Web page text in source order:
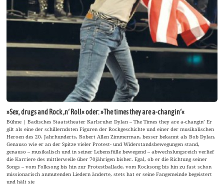
»Sex, drugs and Rock ‚n‘ Roll« oder: »The times they are a-changin‘«
Bühne | Badisches Staatstheater Karlsruhe: Dylan – The Times they are a-changin’ Er
gilt als eine der schillerndsten Figuren der Rockgeschichte und einer der musikalischen
Heroen des 20. Jahrhunderts, Robert Allen Zimmerman, besser bekannt als Bob Dylan.
Genauso wie er an der Spitze vieler Protest- und Widerstandsbewegungen stand,
genauso – musikalisch und in seiner Lebensfülle bewegend – abwechslungsreich verlief
die Karriere des mittlerweile über 70jährigen bisher. Egal, ob er die Richtung seiner
Songs – vom Folksong bis hin zur Protestballade, vom Rocksong bis hin zu fast schon
missionarisch anmutenden Liedern änderte, stets hat er seine Fangemeinde begeistert
und hält sie